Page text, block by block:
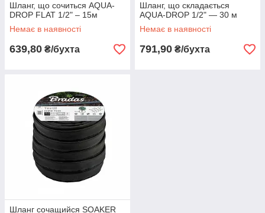
Шланг, що сочиться AQUA-
DROP FLAT 1/2" – 15м
Немає в наявності
639,80 ₴/бухта
Шланг, що складається
AQUA-DROP 1/2" — 30 м
Немає в наявності
791,90 ₴/бухта
Шланг сочащийся SOAKER